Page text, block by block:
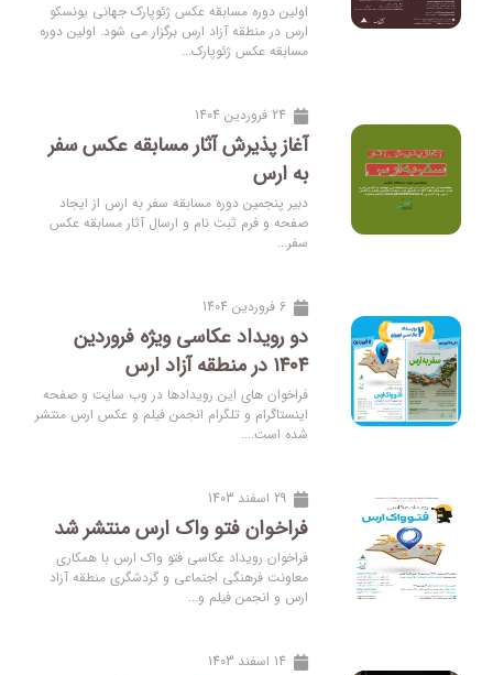
اولین دوره مسابقه عکس ژئوپارک جهانی یونسکو
ارس در منطقه آزاد ارس برگزار می شود. اولین دوره
مسابقه عکس ژئوپارک...
24 فروردین 1404
آغاز پذیرش آثار مسابقه عکس سفر
به ارس
دبیر پنجمین دوره مسابقه سفر به ارس از ایجاد
صفحه و فرم ثبت نام و ارسال آثار مسابقه عکس
سفر...
6 فروردین 1404
دو رویداد عکاسی ویژه فروردین
۱۴۰۴ در منطقه آزاد ارس
فراخوان های این رویدادها در وب سایت و صفحه
اینستاگرام و تلگرام انجمن فیلم و عکس ارس منتشر
شده است....
29 اسفند 1403
فراخوان فتو واک ارس منتشر شد
فراخوان رویداد عکاسی فتو واک ارس با همکاری
معاونت فرهنگی اجتماعی و گردشگری منطقه آزاد
ارس و انجمن فیلم و...
14 اسفند 1403